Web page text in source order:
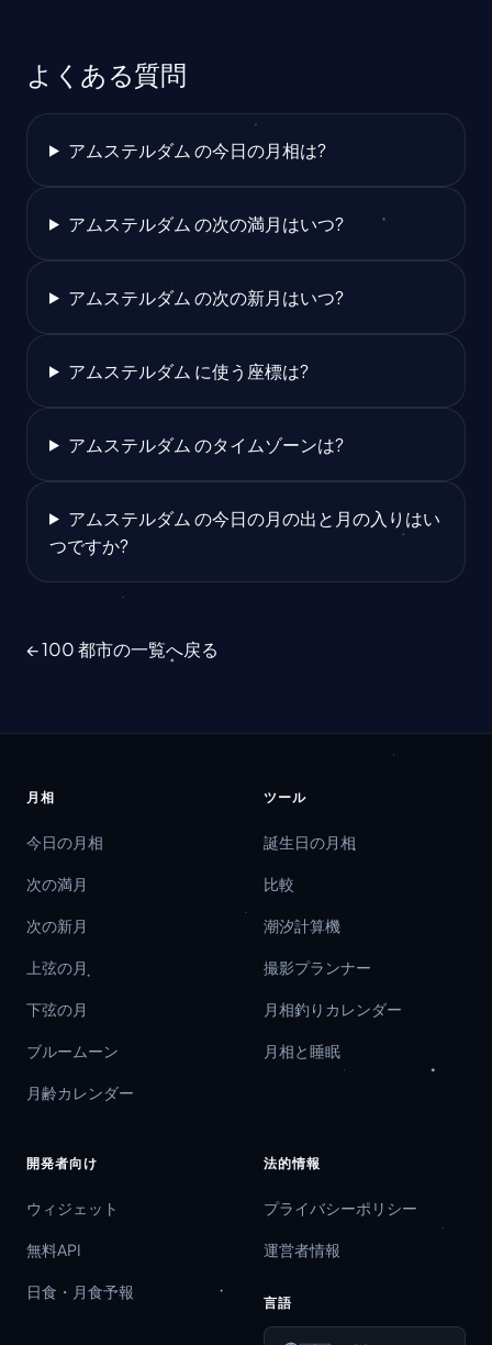
よくある質問
アムステルダム の今日の月相は?
アムステルダム の次の満月はいつ?
アムステルダム の次の新月はいつ?
アムステルダム に使う座標は?
アムステルダム のタイムゾーンは?
アムステルダム の今日の月の出と月の入りはい
つですか?
← 100 都市の一覧へ戻る
月相
今日の月相
次の満月
次の新月
上弦の月
下弦の月
ブルームーン
月齢カレンダー
ツール
誕生日の月相
比較
潮汐計算機
撮影プランナー
月相釣りカレンダー
月相と睡眠
開発者向け
ウィジェット
無料API
日食・月食予報
法的情報
プライバシーポリシー
運営者情報
言語